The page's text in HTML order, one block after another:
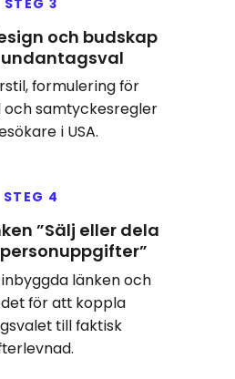
och budskap
formulering för
och samtyckesregler
i USA.
STEG 4
”Sälj eller dela
länken och
för att koppla
till faktisk